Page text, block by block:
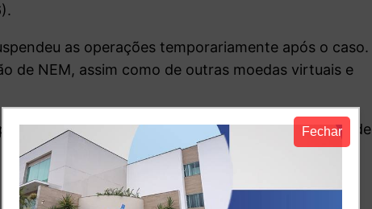
Fechar
as operações temporariamente após o caso.
de NEM, assim como de outras moedas virtuais e
desculpas pelo incidente e afirmou que pretende